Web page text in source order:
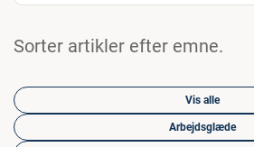
Sorter artikler efter emne.
Vis alle
Arbejdsglæde